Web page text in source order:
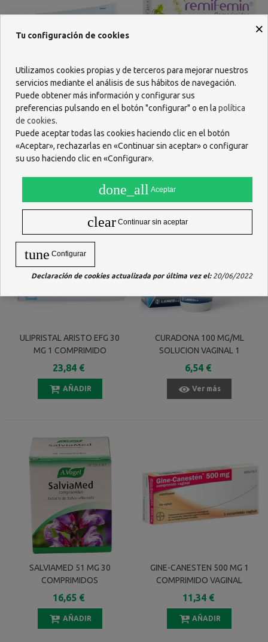
DERMOVAGISIL PICOR 20
Mg/g CREMA VAGINAL 1
TUBO 20 G
9,07 €
AÑADIR
REMIFEMIN 20 MG 60
21,07 €
ULIPRISTAL ARISTO EFG 30
MG 1 COMPRIMIDO
RECUBIERTO
23,84 €
AÑADIR
CURADONA 100 MG/ML
SOLUCION VAGINAL 1
FRASCO 125 ML
6,54 €
Ver más
SALVIAMED 51 MG 30
COMPRIMIDOS
16,65 €
AÑADIR
GINE-CANESTEN 500 MG 1
COMPRIMIDO VAGINAL
11,34 €
AÑADIR
×
Tu configuración de cookies
Utilizamos cookies propias y de terceros para mejorar nuestros
servicios mediante el análisis de sus hábitos de navegación.
Puede obtener más información y configurar sus
preferencias pulsando en el botón "configurar" o en la política
de cookies.
Puede aceptar todas las cookies haciendo clic en el botón
«Aceptar», rechazarlas en «Continuar sin aceptar» o configurar
su uso haciendo clic en «Configurar».
done_all Aceptar
clear Continuar sin aceptar
tune Configurar
Declaración de cookies actualizada por última vez el:20/06/2022